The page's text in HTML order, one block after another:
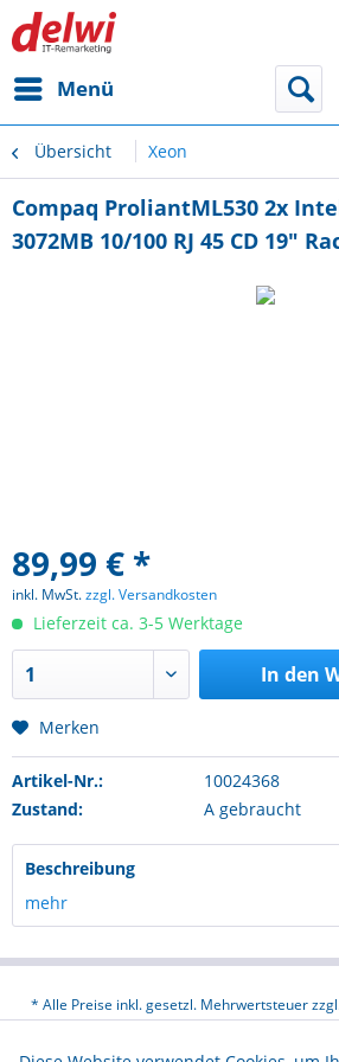
Menü
Übersicht Xeon
Compaq ProliantML530 2x
3072MB 10/100 RJ 45 CD 19"
89,99 € *
inkl. MwSt.zzgl. Versandkosten
Lieferzeit ca. 3-5 Werktage
In den
Merken
Artikel-Nr.:
10024368
Zustand:
A gebraucht
Beschreibung
mehr
* Alle Preise inkl. gesetzl. Mehrwertsteuer